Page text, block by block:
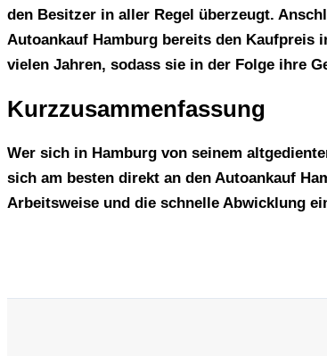
den Besitzer in aller Regel überzeugt.
Autoankauf Hamburg bereits den Kaufpreis
vielen Jahren, sodass sie in der Folge ihre
Kurzzusammenfassung
Wer sich in Hamburg von seinem
sich am besten direkt an den Autoankauf
Arbeitsweise und die schnelle Abwicklung